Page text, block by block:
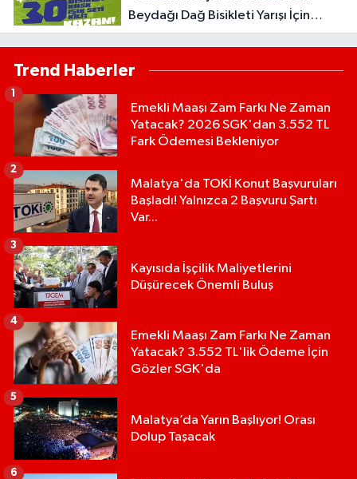
Beydağı Dağ Bisikleti Yarışı İçin
Kortej Sürüşü Düzenlenecek
Trend Haberler
Emekli Maaşı Zam Farkı Ne Zaman
Yatacak? 2026 SGK'dan 3.552 TL
Fark Ödemesi Bekleniyor
1
Malatya'da TOKİ Konut Başvuruları
Başladı! Yalnızca 2 Başvuru Şartı
Var...
2
Kayısıda İşçilik Maliyetlerini
Düşürecek Önemli Buluş
3
Emekli Maaşı Zam Farkı Ne Zaman
Yatacak? 3.552 TL'lik Ödeme İçin
Gözler SGK'da
4
Malatya’da Yarın Başlıyor! Orası
Dolup Taşacak
5
6